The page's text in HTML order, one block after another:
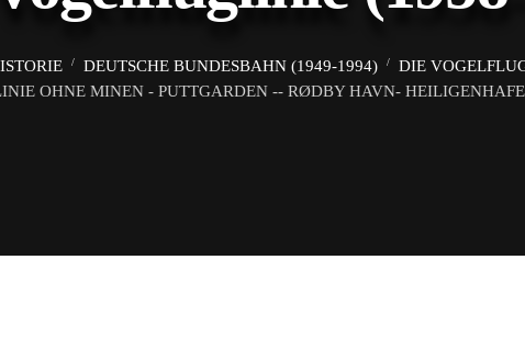
DEUTSCHE BUNDESBAHN (1949-1994)
DIE
OHNE MINEN - PUTTGARDEN -- RØDBY HAVN-